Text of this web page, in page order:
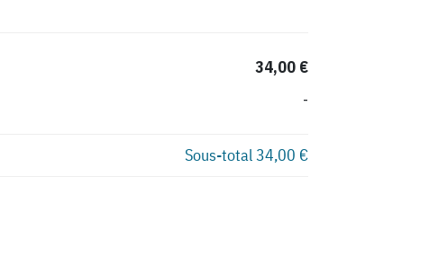
34,00 €
-
Sous-total34,00 €